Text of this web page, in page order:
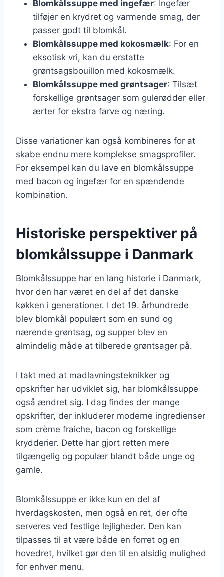
Blomkålssuppe med ingefær: Ingefær
tilføjer en krydret og varmende smag, der
passer godt til blomkål.
Blomkålssuppe med kokosmælk: For en
eksotisk vri, kan du erstatte
grøntsagsbouillon med kokosmælk.
Blomkålssuppe med grøntsager: Tilsæt
forskellige grøntsager som gulerødder eller
ærter for ekstra farve og næring.
Disse variationer kan også kombineres for at
skabe endnu mere komplekse smagsprofiler.
For eksempel kan du lave en blomkålssuppe
med bacon og ingefær for en spændende
kombination.
Historiske perspektiver på
blomkålssuppe i Danmark
Blomkålssuppe har en lang historie i Danmark,
hvor den har været en del af det danske
køkken i generationer. I det 19. århundrede
blev blomkål populært som en sund og
nærende grøntsag, og supper blev en
almindelig måde at tilberede grøntsager på.
I takt med at madlavningsteknikker og
opskrifter har udviklet sig, har blomkålssuppe
også ændret sig. I dag findes der mange
opskrifter, der inkluderer moderne ingredienser
som crème fraiche, bacon og forskellige
krydderier. Dette har gjort retten mere
tilgængelig og populær blandt både unge og
gamle.
Blomkålssuppe er ikke kun en del af
hverdagskosten, men også en ret, der ofte
serveres ved festlige lejligheder. Den kan
tilpasses til at være både en forret og en
hovedret, hvilket gør den til en alsidig mulighed
for enhver menu.